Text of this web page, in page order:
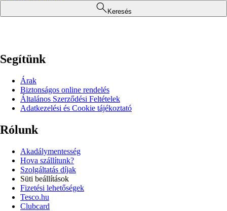
Keresés
Segítünk
Árak
Biztonságos online rendelés
Általános Szerződési Feltételek
Adatkezelési és Cookie tájékoztató
Rólunk
Akadálymentesség
Hova szállítunk?
Szolgáltatás díjak
Süti beállítások
Fizetési lehetőségek
Tesco.hu
Clubcard